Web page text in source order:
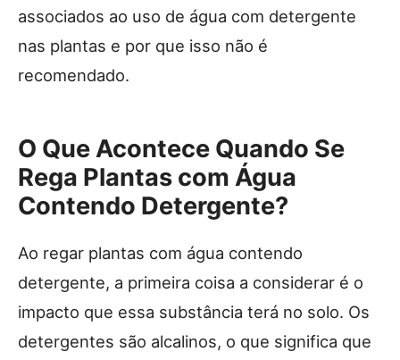
associados ao uso de água com detergente
nas plantas e por que isso não é
recomendado.
O Que Acontece Quando Se
Rega Plantas com Água
Contendo Detergente?
Ao regar plantas com água contendo
detergente, a primeira coisa a considerar é o
impacto que essa substância terá no solo. Os
detergentes são alcalinos, o que significa que